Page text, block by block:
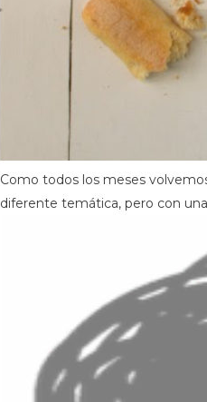
Como todos los meses
diferente temática, pero con